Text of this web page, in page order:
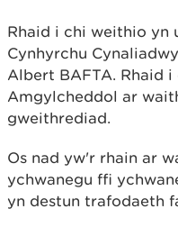
Rhaid i chi weithio yn
Cynhyrchu
Albert BAFTA. Rhaid
Amgylcheddol ar
gweithrediad.
Os nad yw'r rhain ar
ychwanegu ffi
yn destun trafodaeth